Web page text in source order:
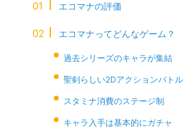
エコマナの評価
エコマナってどんなゲーム？
過去シリーズのキャラが集結
聖剣らしい2Dアクションバトル
スタミナ消費のステージ制
キャラ入手は基本的にガチャ